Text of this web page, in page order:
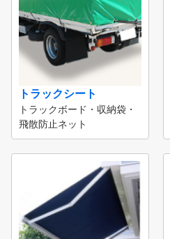
トラックシート
トラックボード・収納袋・
飛散防止ネット